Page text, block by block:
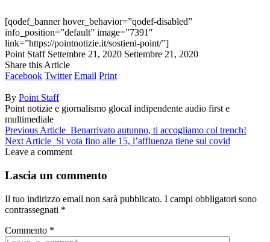
[qodef_banner hover_behavior=”qodef-disabled”
info_position=”default” image=”7391″
link=”https://pointnotizie.it/sostieni-point/”]
Point Staff Settembre 21, 2020 Settembre 21, 2020
Share this Article
Facebook Twitter Email Print
By Point Staff
Point notizie e giornalismo glocal indipendente audio first e
multimediale
Previous Article Benarrivato autunno, ti accogliamo col trench!
Next Article Si vota fino alle 15, l’affluenza tiene sul covid
Leave a comment
Lascia un commento
Il tuo indirizzo email non sarà pubblicato. I campi obbligatori sono
contrassegnati *
Commento *